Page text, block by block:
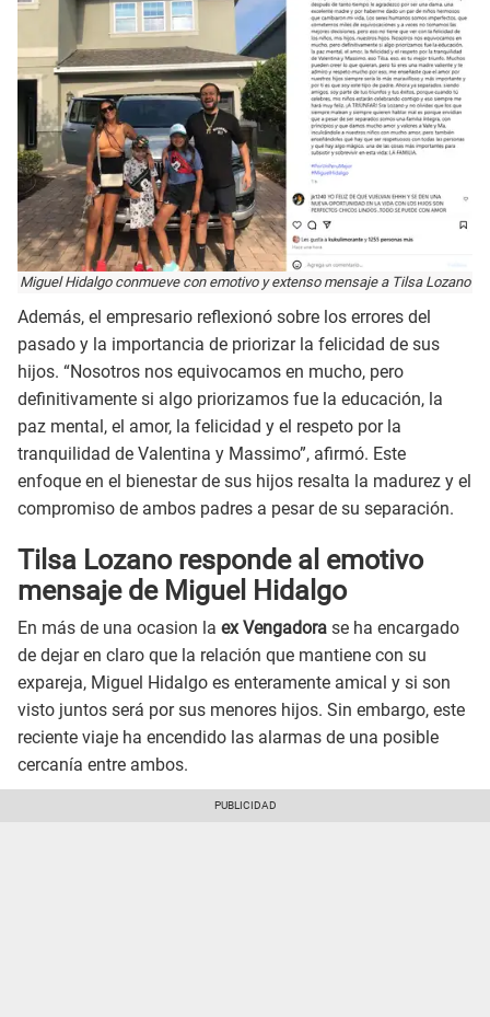
Miguel Hidalgo conmueve con emotivo y extenso mensaje a Tilsa Lozano
Además, el empresario reflexionó sobre los errores del
pasado y la importancia de priorizar la felicidad de sus
hijos. “Nosotros nos equivocamos en mucho, pero
definitivamente si algo priorizamos fue la educación, la
paz mental, el amor, la felicidad y el respeto por la
tranquilidad de Valentina y Massimo”, afirmó. Este
enfoque en el bienestar de sus hijos resalta la madurez y el
compromiso de ambos padres a pesar de su separación.
Tilsa Lozano responde al emotivo
mensaje de Miguel Hidalgo
En más de una ocasion la ex Vengadora se ha encargado
de dejar en claro que la relación que mantiene con su
expareja, Miguel Hidalgo es enteramente amical y si son
visto juntos será por sus menores hijos. Sin embargo, este
reciente viaje ha encendido las alarmas de una posible
cercanía entre ambos.